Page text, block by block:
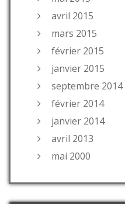
avril 2015
mars 2015
février 2015
janvier 2015
septembre 2014
février 2014
janvier 2014
avril 2013
mai 2000